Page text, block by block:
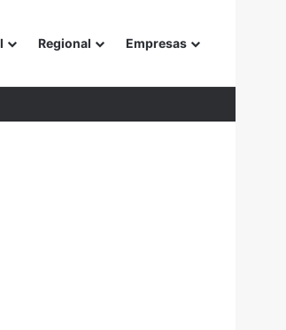
Regional Empresas